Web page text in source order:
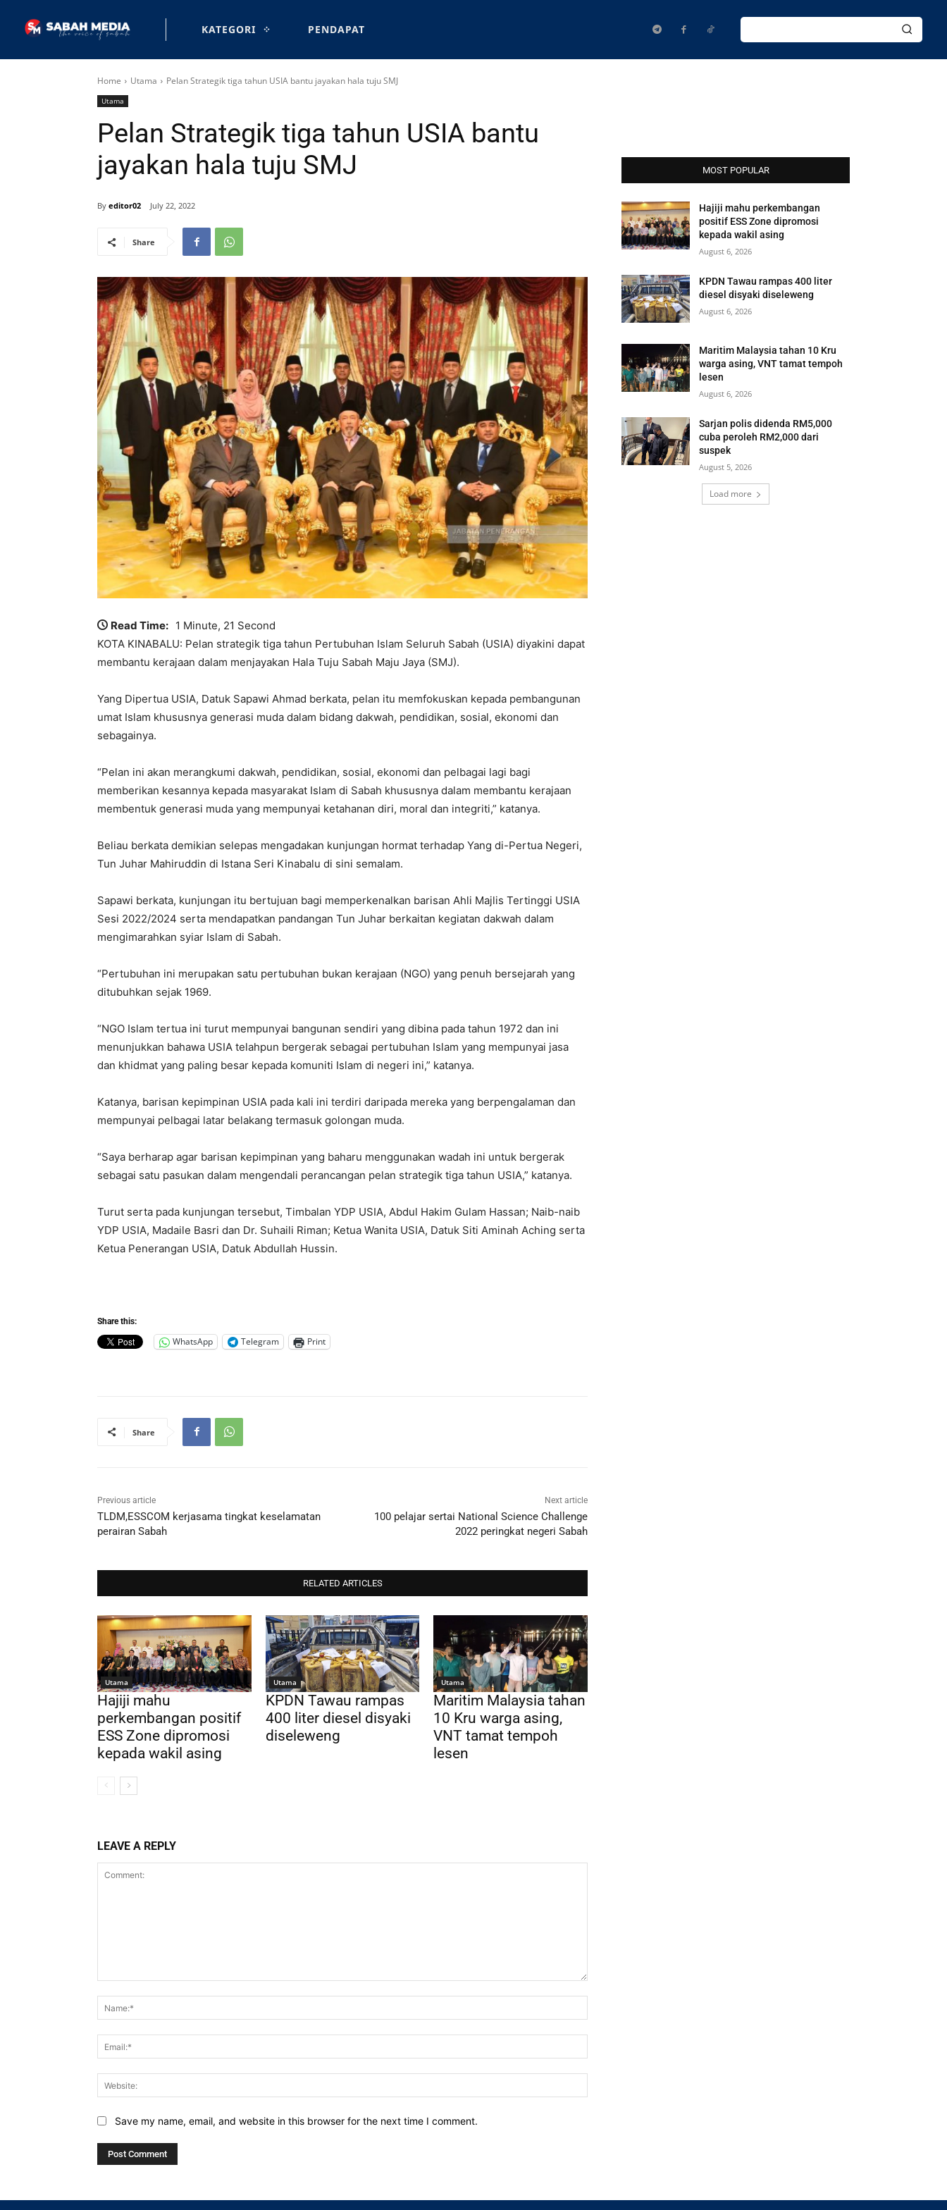
KATEGORI PENDAPAT
Home Utama Pelan Strategik tiga tahun USIA bantu jayakan hala tuju SMJ
Utama
Pelan Strategik tiga tahun USIA bantu
jayakan hala tuju SMJ
By editor02 July 22, 2022
Share
Read Time: 1 Minute, 21 Second
KOTA KINABALU: Pelan strategik tiga tahun Pertubuhan Islam Seluruh Sabah (USIA) diyakini dapat
membantu kerajaan dalam menjayakan Hala Tuju Sabah Maju Jaya (SMJ).
Yang Dipertua USIA, Datuk Sapawi Ahmad berkata, pelan itu memfokuskan kepada pembangunan
umat Islam khususnya generasi muda dalam bidang dakwah, pendidikan, sosial, ekonomi dan
sebagainya.
“Pelan ini akan merangkumi dakwah, pendidikan, sosial, ekonomi dan pelbagai lagi bagi
memberikan kesannya kepada masyarakat Islam di Sabah khususnya dalam membantu kerajaan
membentuk generasi muda yang mempunyai ketahanan diri, moral dan integriti,” katanya.
Beliau berkata demikian selepas mengadakan kunjungan hormat terhadap Yang di-Pertua Negeri,
Tun Juhar Mahiruddin di Istana Seri Kinabalu di sini semalam.
Sapawi berkata, kunjungan itu bertujuan bagi memperkenalkan barisan Ahli Majlis Tertinggi USIA
Sesi 2022/2024 serta mendapatkan pandangan Tun Juhar berkaitan kegiatan dakwah dalam
mengimarahkan syiar Islam di Sabah.
“Pertubuhan ini merupakan satu pertubuhan bukan kerajaan (NGO) yang penuh bersejarah yang
ditubuhkan sejak 1969.
“NGO Islam tertua ini turut mempunyai bangunan sendiri yang dibina pada tahun 1972 dan ini
menunjukkan bahawa USIA telahpun bergerak sebagai pertubuhan Islam yang mempunyai jasa
dan khidmat yang paling besar kepada komuniti Islam di negeri ini,” katanya.
Katanya, barisan kepimpinan USIA pada kali ini terdiri daripada mereka yang berpengalaman dan
mempunyai pelbagai latar belakang termasuk golongan muda.
“Saya berharap agar barisan kepimpinan yang baharu menggunakan wadah ini untuk bergerak
sebagai satu pasukan dalam mengendali perancangan pelan strategik tiga tahun USIA,” katanya.
Turut serta pada kunjungan tersebut, Timbalan YDP USIA, Abdul Hakim Gulam Hassan; Naib-naib
YDP USIA, Madaile Basri dan Dr. Suhaili Riman; Ketua Wanita USIA, Datuk Siti Aminah Aching serta
Ketua Penerangan USIA, Datuk Abdullah Hussin.
Share this:
WhatsApp Telegram Print
Share
Previous article
TLDM,ESSCOM kerjasama tingkat keselamatan
perairan Sabah
Next article
100 pelajar sertai National Science Challenge
2022 peringkat negeri Sabah
RELATED ARTICLES
Utama
Hajiji mahu
perkembangan positif
ESS Zone dipromosi
kepada wakil asing
Utama
KPDN Tawau rampas
400 liter diesel disyaki
diseleweng
Utama
Maritim Malaysia tahan
10 Kru warga asing,
VNT tamat tempoh
lesen
LEAVE A REPLY
Save my name, email, and website in this browser for the next time I comment.
MOST POPULAR
Hajiji mahu perkembangan
positif ESS Zone dipromosi
kepada wakil asing
August 6, 2026
KPDN Tawau rampas 400 liter
diesel disyaki diseleweng
August 6, 2026
Maritim Malaysia tahan 10 Kru
warga asing, VNT tamat tempoh
lesen
August 6, 2026
Sarjan polis didenda RM5,000
cuba peroleh RM2,000 dari
suspek
August 5, 2026
Load more